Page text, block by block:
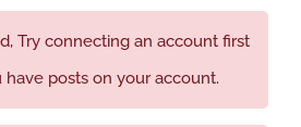
Try connecting an account first
posts on your account.